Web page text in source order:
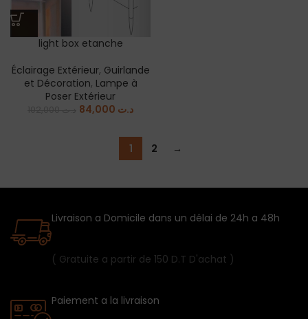
light box etanche
Éclairage Extérieur, Guirlande
et Décoration, Lampe à
Poser Extérieur
د.ت
1 2 →
Livraison a Domicile dans un délai de 24h a 48h
( Gratuite a partir de 150 D.T D'achat )
Paiement a la livraison